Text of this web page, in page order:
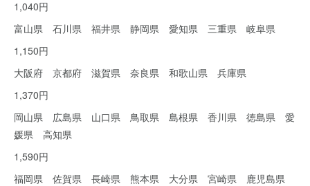
1,040円
富山県 石川県 福井県 静岡県 愛知県 三重県 岐阜県
1,150円
大阪府 京都府 滋賀県 奈良県 和歌山県 兵庫県
1,370円
岡山県 広島県 山口県 鳥取県 島根県 香川県 徳島県 愛
媛県 高知県
1,590円
福岡県 佐賀県 長崎県 熊本県 大分県 宮崎県 鹿児島県